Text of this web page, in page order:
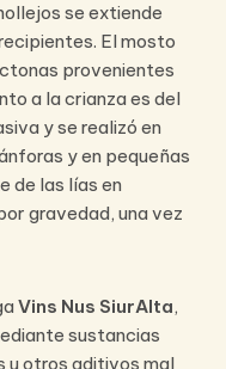
se extiende
El mosto
provenientes
a la crianza es del
y se realizó en
y en pequeñas
de las lías en
gravedad, una vez
Vins Nus SiurAlta,
sustancias
u otros aditivos mal